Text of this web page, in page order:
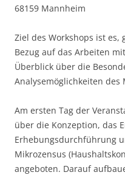
68159 Mannheim
Ziel des Workshops ist
Bezug auf das Arbeiten
Überblick über die
Analysemöglichkeiten
Am ersten Tag der
über die Konzeption, das
Erhebungsdurchführung
Mikrozensus
angeboten. Darauf